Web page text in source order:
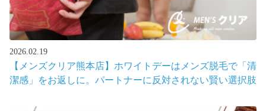
2026.02.19
【メンズクリア熊本店】ホワイトデーはメンズ脱毛で「清
潔感」をお返しに。パートナーに反対されない賢い選択肢